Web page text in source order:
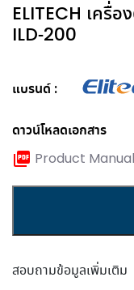
ELITECH เครื่อ
ILD-200
แบรนด์
ดาวน์โหลดเอกสาร
Product
ตรวจ
สาร
สอบถามข้อมูลเพิ่มเติม